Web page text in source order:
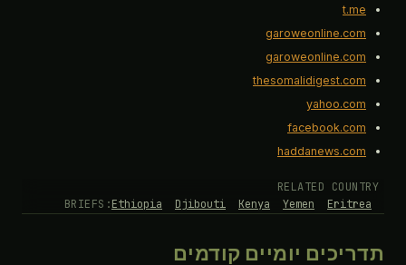
t.me
garoweonline.com
garoweonline.com
thesomalidigest.com
yahoo.com
facebook.com
haddanews.com
RELATED COUNTRY
BRIEFS:Ethiopia Djibouti Kenya Yemen Eritrea
תדריכים יומיים קודמים